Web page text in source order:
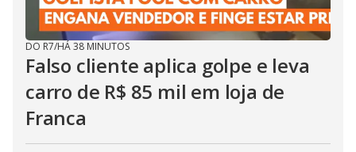
DO R7/HÁ 38 MINUTOS
Falso cliente aplica golpe e leva
carro de R$ 85 mil em loja de
Franca